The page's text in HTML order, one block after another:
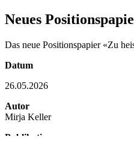
Neues
Das neue Positionspapier «Zu
Datum
26.05.2026
Autor
Mirja Keller
Publikation